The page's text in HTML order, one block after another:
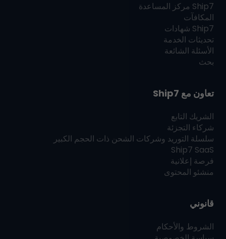
Ship7 مركز المساعدة
المكافآت
Ship7 شهادات
تحديثات الخدمة
الأسئلة الشائعة
بحث
تعاون مع Ship7
الشريك التابع
شركاء التجزئة
سلسلة التوريد وشركات الشحن ذات الحجم الكبير
Ship7 SaaS
فرصة إعلانية
منشئو المحتوى
قانوني
الشروط والأحكام